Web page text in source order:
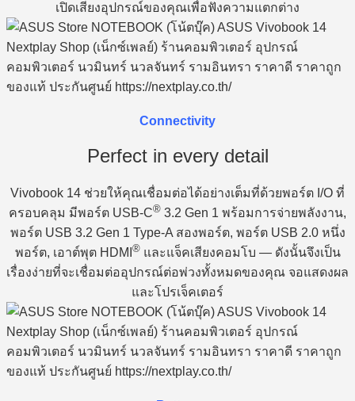
เปิดเสียงอุปกรณ์ของคุณเพื่อฟังความแตกต่าง
Connectivity
Perfect in every detail
Vivobook 14 ช่วยให้คุณเชื่อมต่อได้อย่างเต็มที่ด้วยพอร์ต I/O ที่
ครอบคลุม มีพอร์ต USB-C® 3.2 Gen 1 พร้อมการจ่ายพลังงาน,
พอร์ต USB 3.2 Gen 1 Type-A สองพอร์ต, พอร์ต USB 2.0 หนึ่ง
พอร์ต, เอาต์พุต HDMI ®และแจ็คเสียงคอมโบ — ดังนั้นจึงเป็น
เรื่องง่ายที่จะเชื่อมต่ออุปกรณ์ต่อพ่วงทั้งหมดของคุณ จอแสดงผล
และโปรเจ็คเตอร์